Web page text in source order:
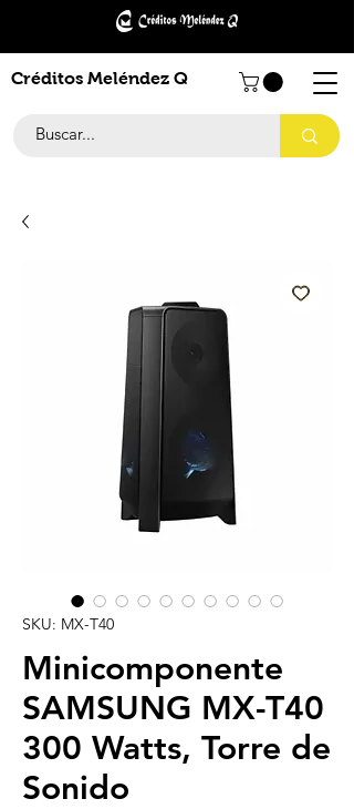
Créditos Meléndez Q
SKU: MX-T40
Minicomponente
SAMSUNG MX-T40
300 Watts, Torre de
Sonido